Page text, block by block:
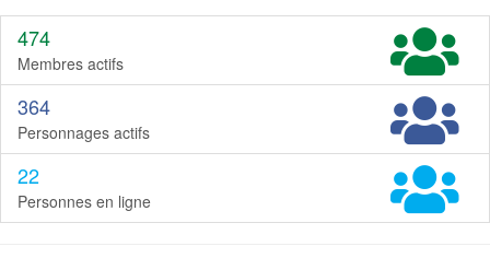
474
Membres actifs
364
Personnages actifs
22
Personnes en ligne